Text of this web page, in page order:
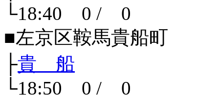
└18:40 0 / 0
■左京区鞍馬貴船町
├貴 船
└18:50 0 / 0